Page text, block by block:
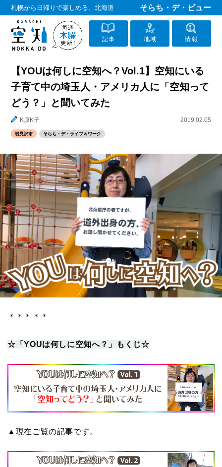
札幌から日帰りで楽しめる、北海道 そらち・デ・ビュー
記事 地域 情報
【YOUは何しに空知へ？Vol.1】空知にいる
子育て中の埼玉人・アメリカ人に「空知って
どう？」と聞いてみた
K原K子 2019.02.05
岩見沢市 そらち・デ・ライフ＆ワーク
＊＊＊＊＊
☆「YOUは何しに空知へ？」もくじ☆
▲現在ご覧の記事です。